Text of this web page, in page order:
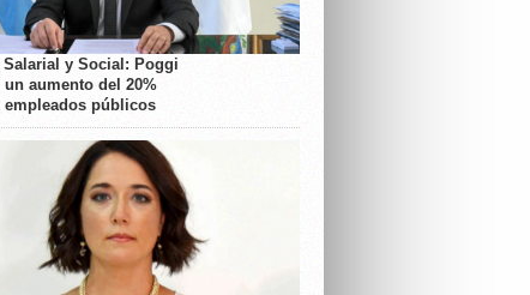
Salarial y Social: Poggi
aumento del 20%
empleados públicos